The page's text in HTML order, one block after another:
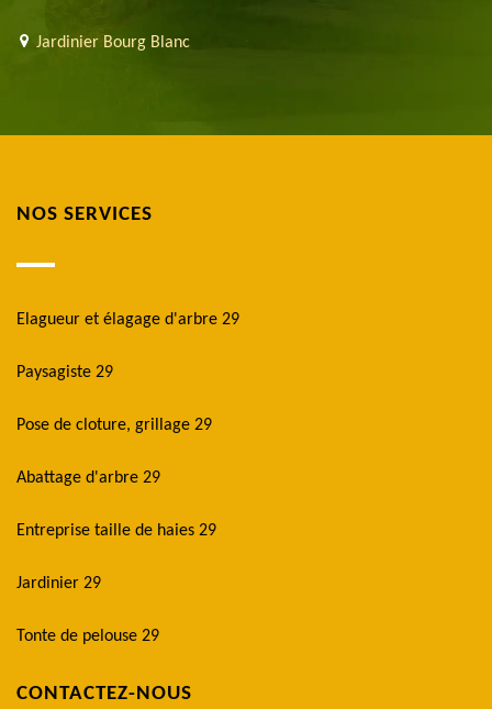
Jardinier Bourg Blanc
NOS SERVICES
Elagueur et élagage d'arbre 29
Paysagiste 29
Pose de cloture, grillage 29
Abattage d'arbre 29
Entreprise taille de haies 29
Jardinier 29
Tonte de pelouse 29
CONTACTEZ-NOUS